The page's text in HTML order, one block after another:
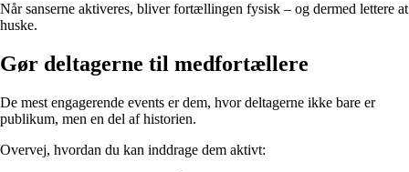
Når sanserne aktiveres, bliver fortællingen fysisk – og dermed lettere at
huske.
Gør deltagerne til medfortællere
De mest engagerende events er dem, hvor deltagerne ikke bare er
publikum, men en del af historien.
Overvej, hvordan du kan inddrage dem aktivt: